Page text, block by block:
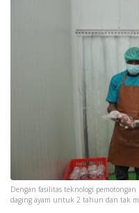
Dengan fasilitas teknologi
daging ayam untuk 2 tahun dan tak